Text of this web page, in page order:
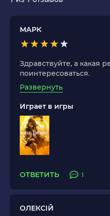
МАРК
Здравствуйте, а какая
поинтересоваться.
Развернуть
Играет в игры
ОТВЕТИТЬ 1
ОЛЕКСІЙ